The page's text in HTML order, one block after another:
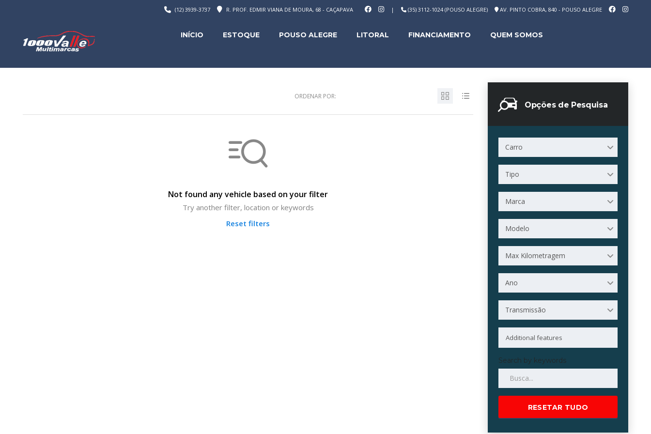
| (35) 3112-1024 (POUSO ALEGRE) AV. PINTO COBRA, 840 - POUSO ALEGRE
R. PROF. EDMIR VIANA DE MOURA, 68 - CAÇAPAVA
(12) 3939-3737
INÍCIO ESTOQUE POUSO ALEGRE LITORAL FINANCIAMENTO QUEM SOMOS
Opções de Pesquisa
Carro
Tipo
Marca
Modelo
Max Kilometragem
Ano
Transmissão
Search by keywords
RESETAR TUDO
ORDENAR POR:
Not found any vehicle based on your filter
Try another filter, location or keywords
Reset filters